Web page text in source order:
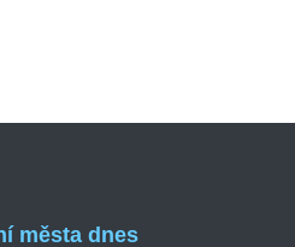
města dnes